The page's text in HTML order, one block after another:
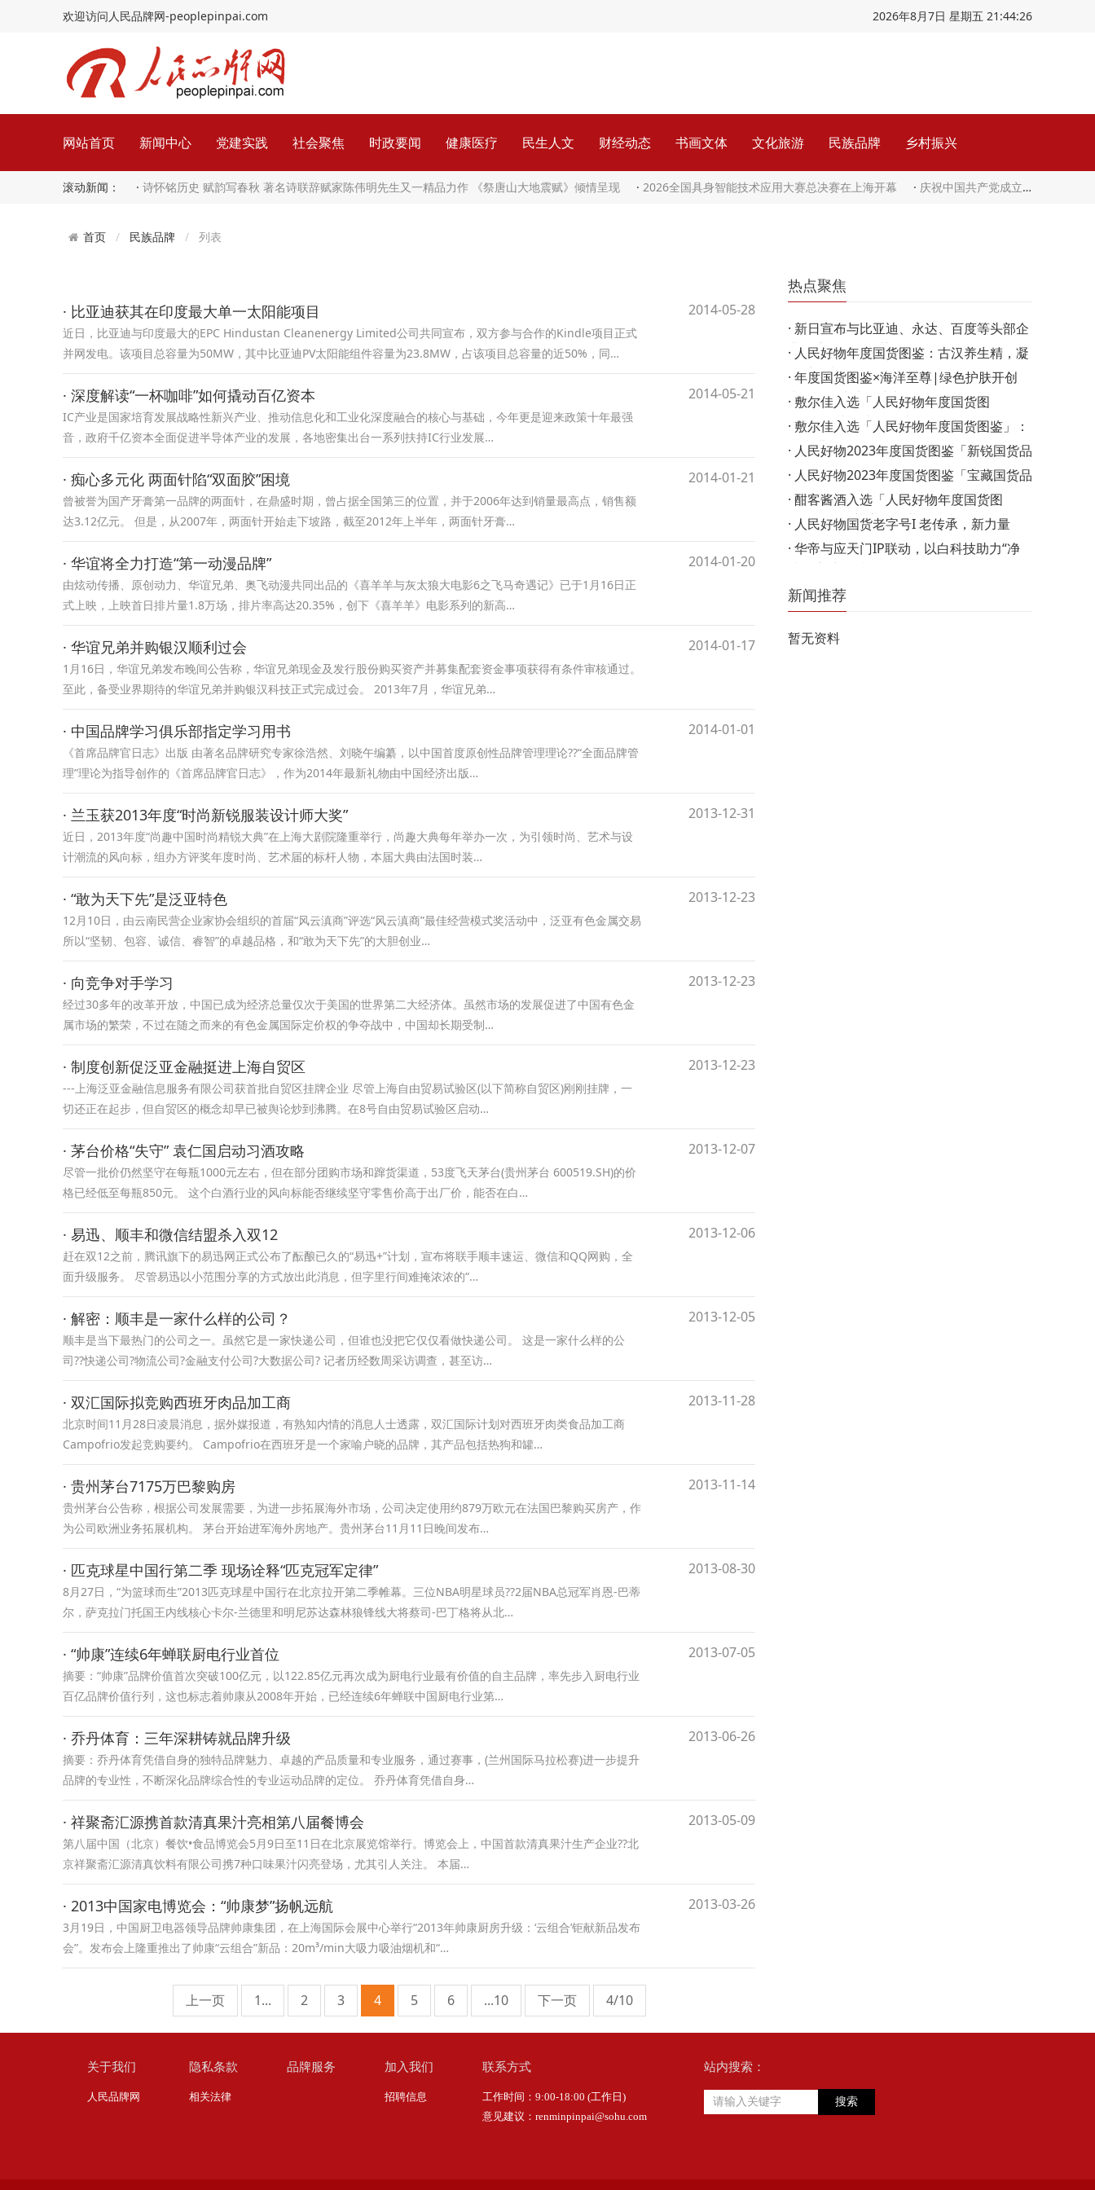
欢迎访问人民品牌网-peoplepinpai.com 2026年8月7日 星期五 21:44:27
网站首页 新闻中心 党建实践 社会聚焦 时政要闻 健康医疗 民生人文 财经动态 书画文体 文化旅游 民族品牌 乡村振兴
滚动新闻： · 诗怀铭历史 赋韵写春秋 著名诗联辞赋家陈伟明先生又一精品力作 《祭唐山大地震赋》倾情呈现 · 2026全国具身智能技术应用大赛总决赛在上海开幕 · 庆祝中国共产党成立105周年音乐会《人民至上》在京举行
首页 民族品牌 列表
2014-05-28
· 比亚迪获其在印度最大单一太阳能项目
近日，比亚迪与印度最大的EPC Hindustan Cleanenergy Limited公司共同宣布，双方参与合作的Kindle项目正式
并网发电。该项目总容量为50MW，其中比亚迪PV太阳能组件容量为23.8MW，占该项目总容量的近50%，同…
2014-05-21
· 深度解读“一杯咖啡”如何撬动百亿资本
IC产业是国家培育发展战略性新兴产业、推动信息化和工业化深度融合的核心与基础，今年更是迎来政策十年最强
音，政府千亿资本全面促进半导体产业的发展，各地密集出台一系列扶持IC行业发展…
2014-01-21
· 痴心多元化 两面针陷“双面胶”困境
曾被誉为国产牙膏第一品牌的两面针，在鼎盛时期，曾占据全国第三的位置，并于2006年达到销量最高点，销售额
达3.12亿元。 但是，从2007年，两面针开始走下坡路，截至2012年上半年，两面针牙膏…
2014-01-20
· 华谊将全力打造“第一动漫品牌”
由炫动传播、原创动力、华谊兄弟、奥飞动漫共同出品的《喜羊羊与灰太狼大电影6之飞马奇遇记》已于1月16日正
式上映，上映首日排片量1.8万场，排片率高达20.35%，创下《喜羊羊》电影系列的新高…
2014-01-17
· 华谊兄弟并购银汉顺利过会
1月16日，华谊兄弟发布晚间公告称，华谊兄弟现金及发行股份购买资产并募集配套资金事项获得有条件审核通过。
至此，备受业界期待的华谊兄弟并购银汉科技正式完成过会。 2013年7月，华谊兄弟…
2014-01-01
· 中国品牌学习俱乐部指定学习用书
《首席品牌官日志》出版 由著名品牌研究专家徐浩然、刘晓午编纂，以中国首度原创性品牌管理理论??“全面品牌管
理”理论为指导创作的《首席品牌官日志》，作为2014年最新礼物由中国经济出版…
2013-12-31
· 兰玉获2013年度“时尚新锐服装设计师大奖”
近日，2013年度“尚趣中国时尚精锐大典”在上海大剧院隆重举行，尚趣大典每年举办一次，为引领时尚、艺术与设
计潮流的风向标，组办方评奖年度时尚、艺术届的标杆人物，本届大典由法国时装…
2013-12-23
· “敢为天下先”是泛亚特色
12月10日，由云南民营企业家协会组织的首届“风云滇商”评选“风云滇商”最佳经营模式奖活动中，泛亚有色金属交易
所以“坚韧、包容、诚信、睿智”的卓越品格，和“敢为天下先”的大胆创业…
2013-12-23
· 向竞争对手学习
经过30多年的改革开放，中国已成为经济总量仅次于美国的世界第二大经济体。虽然市场的发展促进了中国有色金
属市场的繁荣，不过在随之而来的有色金属国际定价权的争夺战中，中国却长期受制…
2013-12-23
· 制度创新促泛亚金融挺进上海自贸区
---上海泛亚金融信息服务有限公司获首批自贸区挂牌企业 尽管上海自由贸易试验区(以下简称自贸区)刚刚挂牌，一
切还正在起步，但自贸区的概念却早已被舆论炒到沸腾。在8号自由贸易试验区启动…
2013-12-07
· 茅台价格“失守” 袁仁国启动习酒攻略
尽管一批价仍然坚守在每瓶1000元左右，但在部分团购市场和蹿货渠道，53度飞天茅台(贵州茅台 600519.SH)的价
格已经低至每瓶850元。 这个白酒行业的风向标能否继续坚守零售价高于出厂价，能否在白…
2013-12-06
· 易迅、顺丰和微信结盟杀入双12
赶在双12之前，腾讯旗下的易迅网正式公布了酝酿已久的“易迅+”计划，宣布将联手顺丰速运、微信和QQ网购，全
面升级服务。 尽管易迅以小范围分享的方式放出此消息，但字里行间难掩浓浓的“…
2013-12-05
· 解密：顺丰是一家什么样的公司？
顺丰是当下最热门的公司之一。虽然它是一家快递公司，但谁也没把它仅仅看做快递公司。 这是一家什么样的公
司??快递公司?物流公司?金融支付公司?大数据公司? 记者历经数周采访调查，甚至访…
2013-11-28
· 双汇国际拟竞购西班牙肉品加工商
北京时间11月28日凌晨消息，据外媒报道，有熟知内情的消息人士透露，双汇国际计划对西班牙肉类食品加工商
Campofrio发起竞购要约。 Campofrio在西班牙是一个家喻户晓的品牌，其产品包括热狗和罐…
2013-11-14
· 贵州茅台7175万巴黎购房
贵州茅台公告称，根据公司发展需要，为进一步拓展海外市场，公司决定使用约879万欧元在法国巴黎购买房产，作
为公司欧洲业务拓展机构。 茅台开始进军海外房地产。贵州茅台11月11日晚间发布…
2013-08-30
· 匹克球星中国行第二季 现场诠释“匹克冠军定律”
8月27日，“为篮球而生”2013匹克球星中国行在北京拉开第二季帷幕。三位NBA明星球员??2届NBA总冠军肖恩-巴蒂
尔，萨克拉门托国王内线核心卡尔-兰德里和明尼苏达森林狼锋线大将蔡司-巴丁格将从北…
2013-07-05
· “帅康”连续6年蝉联厨电行业首位
摘要：“帅康”品牌价值首次突破100亿元，以122.85亿元再次成为厨电行业最有价值的自主品牌，率先步入厨电行业
百亿品牌价值行列，这也标志着帅康从2008年开始，已经连续6年蝉联中国厨电行业第…
2013-06-26
· 乔丹体育：三年深耕铸就品牌升级
摘要：乔丹体育凭借自身的独特品牌魅力、卓越的产品质量和专业服务，通过赛事，(兰州国际马拉松赛)进一步提升
品牌的专业性，不断深化品牌综合性的专业运动品牌的定位。 乔丹体育凭借自身…
2013-05-09
· 祥聚斋汇源携首款清真果汁亮相第八届餐博会
第八届中国（北京）餐饮•食品博览会5月9日至11日在北京展览馆举行。博览会上，中国首款清真果汁生产企业??北
京祥聚斋汇源清真饮料有限公司携7种口味果汁闪亮登场，尤其引人关注。 本届…
2013-03-26
· 2013中国家电博览会：“帅康梦”扬帆远航
3月19日，中国厨卫电器领导品牌帅康集团，在上海国际会展中心举行“2013年帅康厨房升级：‘云组合’钜献新品发布
会”。发布会上隆重推出了帅康“云组合”新品：20m³/min大吸力吸油烟机和“…
上一页 1... 2 3 4 5 6 ...10 下一页 4/10
热点聚焦
· 新日宣布与比亚迪、永达、百度等头部企
业深度合作，聚势…
· 人民好物年度国货图鉴：古汉养生精，凝
练千年中医精华的…
· 年度国货图鉴×海洋至尊|绿色护肤开创
者，硬核实力戳中新…
· 敷尔佳入选「人民好物年度国货图
鉴」：|关于冻后修护、换…
· 敷尔佳入选「人民好物年度国货图鉴」：
战痘进阶，敷尔佳…
· 人民好物2023年度国货图鉴「新锐国货品
牌」
· 人民好物2023年度国货图鉴「宝藏国货品
牌」
· 酣客酱酒入选「人民好物年度国货图
鉴」：酱酒新贵，向世…
· 人民好物国货老字号I 老传承，新力量
· 华帝与应天门IP联动，以白科技助力“净
洁厨房”新风尚
新闻推荐
暂无资料
关于我们
人民品牌网
隐私条款
相关法律
品牌服务 加入我们
招聘信息
联系方式
工作时间：9:00-18:00 (工作日)
意见建议：renminpinpai@sohu.com
站内搜索：
搜索